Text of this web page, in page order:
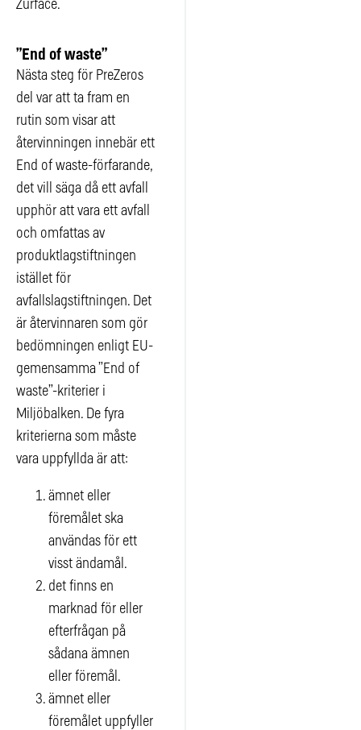
Zurface.
”End of waste”
Nästa steg för PreZeros
del var att ta fram en
rutin som visar att
återvinningen innebär ett
End of waste-förfarande,
det vill säga då ett avfall
upphör att vara ett avfall
och omfattas av
produktlagstiftningen
istället för
avfallslagstiftningen. Det
är återvinnaren som gör
bedömningen enligt EU-
gemensamma ”End of
waste”-kriterier i
Miljöbalken. De fyra
kriterierna som måste
vara uppfyllda är att:
ämnet eller
föremålet ska
användas för ett
visst ändamål.
det finns en
marknad för eller
efterfrågan på
sådana ämnen
eller föremål.
ämnet eller
föremålet uppfyller